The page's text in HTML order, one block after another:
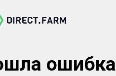
ошибка